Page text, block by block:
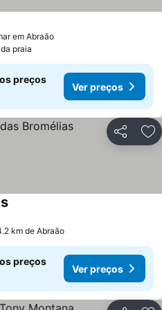
em AbraãoVer preços
praia
preços
Ver preços
Partilhar
Ver preços
km de Abraão
preços
Ver preços